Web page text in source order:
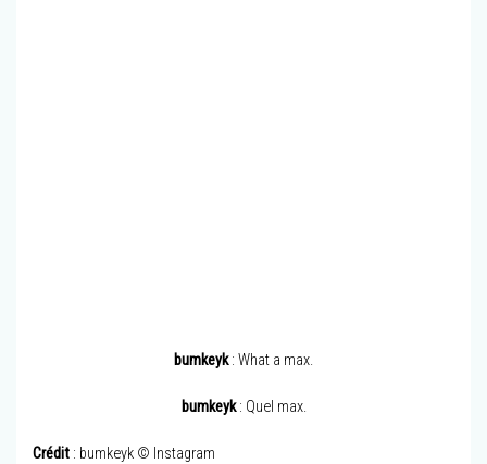
bumkeyk: What a max.
bumkeyk: Quel max.
Crédit : bumkeyk © Instagram